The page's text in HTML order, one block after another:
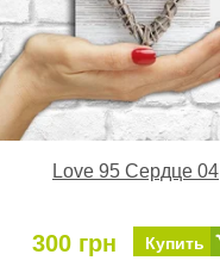
Love 95 Сердце 04
300 грн Купить